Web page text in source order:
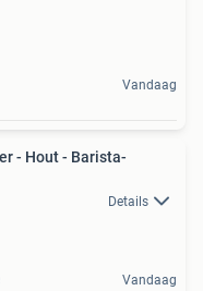
Vandaag
- Hout - Barista-
Details
Vandaag